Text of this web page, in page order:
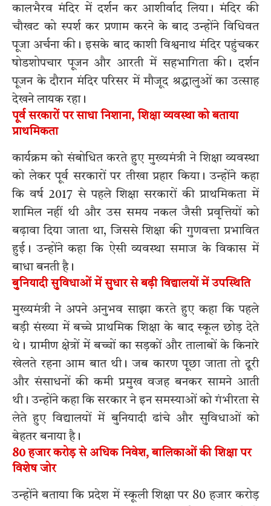
कालभैरव मंदिर में दर्शन कर आशीर्वाद लिया। मंदिर की
चौखट को स्पर्श कर प्रणाम करने के बाद उन्होंने विधिवत
पूजा अर्चना की। इसके बाद काशी विश्वनाथ मंदिर पहुंचकर
षोडशोपचार पूजन और आरती में सहभागिता की। दर्शन
पूजन के दौरान मंदिर परिसर में मौजूद श्रद्धालुओं का उत्साह
देखने लायक रहा।
पूर्व सरकारों पर साधा निशाना, शिक्षा व्यवस्था को बताया
प्राथमिकता
कार्यक्रम को संबोधित करते हुए मुख्यमंत्री ने शिक्षा व्यवस्था
को लेकर पूर्व सरकारों पर तीखा प्रहार किया। उन्होंने कहा
कि वर्ष 2017 से पहले शिक्षा सरकारों की प्राथमिकता में
शामिल नहीं थी और उस समय नकल जैसी प्रवृत्तियों को
बढ़ावा दिया जाता था, जिससे शिक्षा की गुणवत्ता प्रभावित
हुई। उन्होंने कहा कि ऐसी व्यवस्था समाज के विकास में
बाधा बनती है।
बुनियादी सुविधाओं में सुधार से बढ़ी विद्यालयों में उपस्थिति
मुख्यमंत्री ने अपने अनुभव साझा करते हुए कहा कि पहले
बड़ी संख्या में बच्चे प्राथमिक शिक्षा के बाद स्कूल छोड़ देते
थे। ग्रामीण क्षेत्रों में बच्चों का सड़कों और तालाबों के किनारे
खेलते रहना आम बात थी। जब कारण पूछा जाता तो दूरी
और संसाधनों की कमी प्रमुख वजह बनकर सामने आती
थी। उन्होंने कहा कि सरकार ने इन समस्याओं को गंभीरता से
लेते हुए विद्यालयों में बुनियादी ढांचे और सुविधाओं को
बेहतर बनाया है।
80 हजार करोड़ से अधिक निवेश, बालिकाओं की शिक्षा पर
विशेष जोर
उन्होंने बताया कि प्रदेश में स्कूली शिक्षा पर 80 हजार करोड़